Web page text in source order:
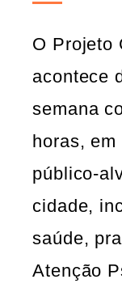
O Projeto
acontece
semana
horas,
público-
cidade,
saúde,
Atenção